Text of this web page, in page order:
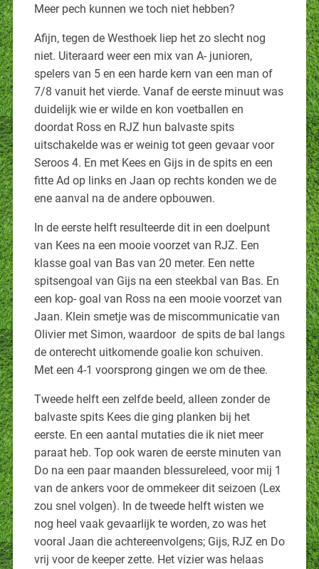
Meer pech kunnen we toch niet hebben?
Afijn, tegen de Westhoek liep het zo slecht nog
niet. Uiteraard weer een mix van A- junioren,
spelers van 5 en een harde kern van een man of
7/8 vanuit het vierde. Vanaf de eerste minuut was
duidelijk wie er wilde en kon voetballen en
doordat Ross en RJZ hun balvaste spits
uitschakelde was er weinig tot geen gevaar voor
Seroos 4. En met Kees en Gijs in de spits en een
fitte Ad op links en Jaan op rechts konden we de
ene aanval na de andere opbouwen.
In de eerste helft resulteerde dit in een doelpunt
van Kees na een mooie voorzet van RJZ. Een
klasse goal van Bas van 20 meter. Een nette
spitsengoal van Gijs na een steekbal van Bas. En
een kop- goal van Ross na een mooie voorzet van
Jaan. Klein smetje was de miscommunicatie van
Olivier met Simon, waardoor de spits de bal langs
de onterecht uitkomende goalie kon schuiven.
Met een 4-1 voorsprong gingen we om de thee.
Tweede helft een zelfde beeld, alleen zonder de
balvaste spits Kees die ging planken bij het
eerste. En een aantal mutaties die ik niet meer
paraat heb. Top ook waren de eerste minuten van
Do na een paar maanden blessureleed, voor mij 1
van de ankers voor de ommekeer dit seizoen (Lex
zou snel volgen). In de tweede helft wisten we
nog heel vaak gevaarlijk te worden, zo was het
vooral Jaan die achtereenvolgens; Gijs, RJZ en Do
vrij voor de keeper zette. Het vizier was helaas